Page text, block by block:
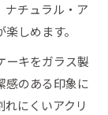
ナチュラル・ア
しめます。
ーキをガラス製
感のある印象に
にくいアクリ